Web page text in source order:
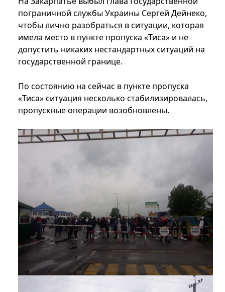
пограничной службы Украины Сергей Дейнеко,
чтобы лично разобраться в ситуации, которая
имела место в пункте пропуска «Тиса» и не
допустить никаких нестандартных ситуаций на
государственной границе.
По состоянию на сейчас в пункте пропуска
«Тиса» ситуация несколько стабилизировалась,
пропускные операции возобновлены.